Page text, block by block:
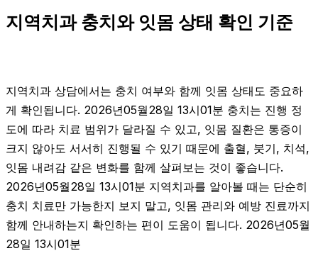
지역치과 충치와 잇몸 상태 확인 기준
지역치과 상담에서는 충치 여부와 함께 잇몸 상태도 중요하
게 확인됩니다. 2026년05월28일 13시01분 충치는 진행 정
도에 따라 치료 범위가 달라질 수 있고, 잇몸 질환은 통증이
크지 않아도 서서히 진행될 수 있기 때문에 출혈, 붓기, 치석,
잇몸 내려감 같은 변화를 함께 살펴보는 것이 좋습니다.
2026년05월28일 13시01분 지역치과를 알아볼 때는 단순히
충치 치료만 가능한지 보지 말고, 잇몸 관리와 예방 진료까지
함께 안내하는지 확인하는 편이 도움이 됩니다. 2026년05월
28일 13시01분